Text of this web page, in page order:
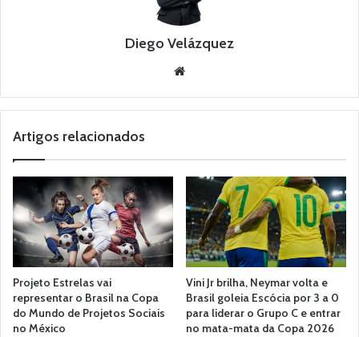
Diego Velázquez
Website
Artigos relacionados
Projeto Estrelas vai
representar o Brasil na Copa
do Mundo de Projetos Sociais
no México
Vini Jr brilha, Neymar volta e
Brasil goleia Escócia por 3 a 0
para liderar o Grupo C e entrar
no mata-mata da Copa 2026